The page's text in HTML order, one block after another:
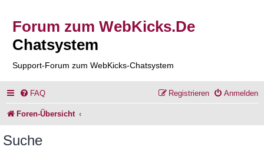
Forum zum WebKicks.De
Chatsystem
Support-Forum zum WebKicks-Chatsystem
FAQ Anmelden
Registrieren
Foren-Übersicht
Suche